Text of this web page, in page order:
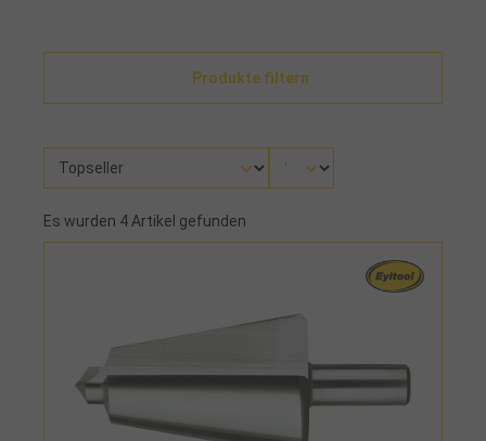
Produkte filtern
Es wurden 4 Artikel gefunden